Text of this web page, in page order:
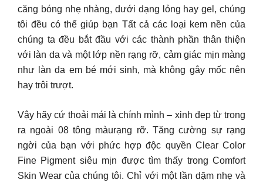
căng bóng nhẹ nhàng, dưới dạng lỏng hay gel, chúng
tôi đều có thể giúp bạn Tất cả các loại kem nền của
chúng ta đều bắt đầu với các thành phần thân thiện
với làn da và một lớp nền rạng rỡ, cảm giác mịn màng
như làn da em bé mới sinh, mà không gây mốc nên
hay trôi trượt.
Vậy hãy cứ thoải mái là chính mình – xinh đẹp từ trong
ra ngoài 08 tông màurạng rỡ. Tăng cường sự rạng
ngời của bạn với phức hợp độc quyền Clear Color
Fine Pigment siêu mịn được tìm thấy trong Comfort
Skin Wear của chúng tôi. Chỉ với một lần dặm nhẹ và